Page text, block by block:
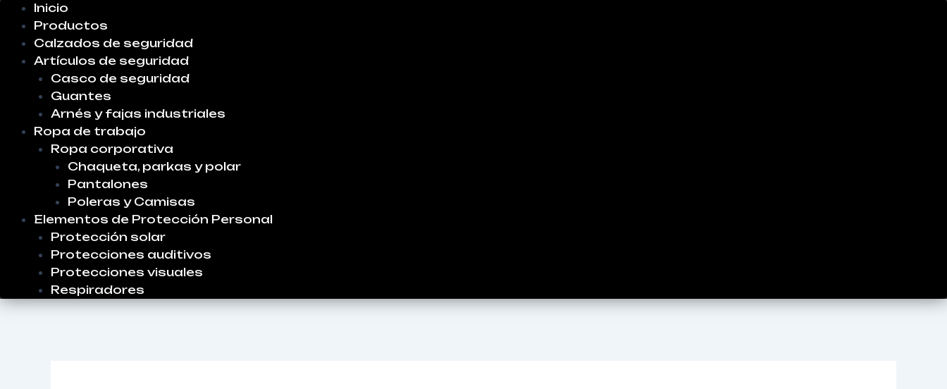
Inicio
Productos
Calzados de seguridad
Artículos de seguridad
Casco de seguridad
Guantes
Arnés y fajas industriales
Ropa de trabajo
Ropa corporativa
Chaqueta, parkas y polar
Pantalones
Poleras y Camisas
Elementos de Protección Personal
Protección solar
Protecciones auditivos
Protecciones visuales
Respiradores